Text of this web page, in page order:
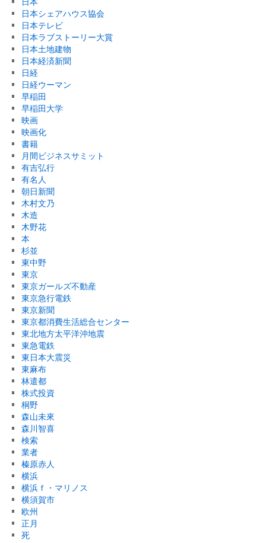
日本シェアハウス協会
日本テレビ
日本ラブストーリー大賞
日本土地建物
日本経済新聞
日経
日経ウーマン
早稲田
早稲田大学
映画
映画化
書籍
月間ビジネスサミット
有吉弘行
有名人
朝日新聞
木村文乃
木造
木野花
本
杉並
東中野
東京
東京ガールズ不動産
東京急行電鉄
東京新聞
東京都消費生活総合センター
東北地方太平洋沖地震
東急電鉄
東日本大震災
東麻布
林遣都
株式投資
桐野
森山未來
森川智喜
検索
業者
榛原赤人
横浜
横浜ｆ・マリノス
横須賀市
欧州
正月
死